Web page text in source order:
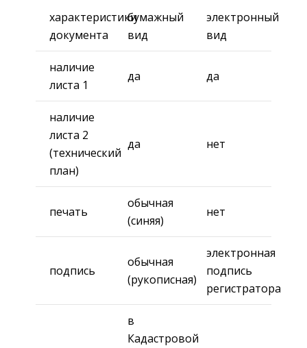
характеристики
документа
бумажный
вид
электронный
вид
наличие
листа 1
да да
наличие
листа 2
(технический
план)
да нет
печать
обычная
(синяя)
нет
подпись
обычная
(рукописная)
электронная
подпись
регистратора
в
Кадастровой